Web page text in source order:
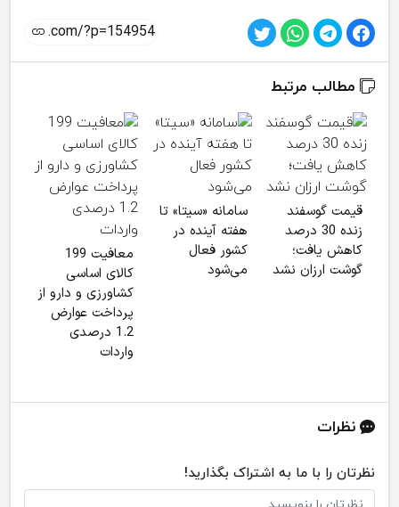
مطالب مرتبط
قیمت گوسفند
زنده 30 درصد
کاهش یافت؛
گوشت ارزان نشد
سامانه «سیتا» تا
هفته آینده در
کشور فعال
می‌شود
معافیت 199
کالای اساسی
کشاورزی و دارو از
پرداخت عوارض
1.2 درصدی
واردات
نظرات
نظرتان را با ما به اشتراک بگذارید!